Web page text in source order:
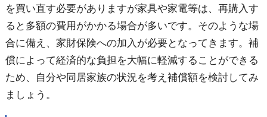
を買い直す必要がありますが家具や家電等は、再購入す
ると多額の費用がかかる場合が多いです。そのような場
合に備え、家財保険への加入が必要となってきます。補
償によって経済的な負担を大幅に軽減することができる
ため、自分や同居家族の状況を考え補償額を検討してみ
ましょう。